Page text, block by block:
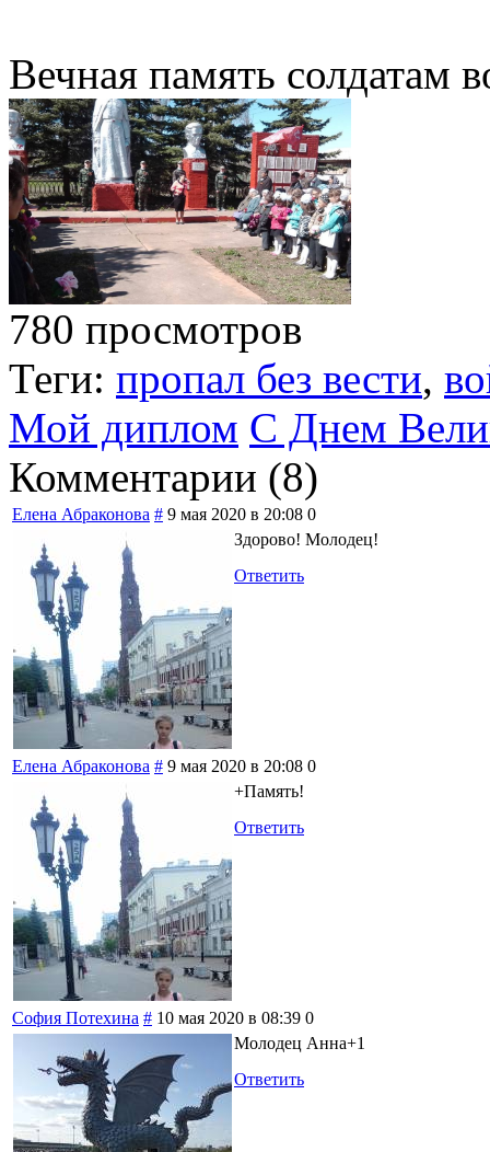
Вечная память солдатам
780 просмотров
Теги: пропал без вести,
Мой диплом С Днем
Комментарии (8)
Елена Абраконова # 9 мая 2020 в 20:08 0
Здорово! Молодец!
Ответить
Елена Абраконова # 9 мая 2020 в 20:08 0
+Память!
Ответить
София Потехина # 10 мая 2020 в 08:39 0
Молодец Анна+1
Ответить